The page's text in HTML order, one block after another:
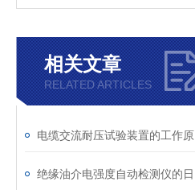
相关文章
RELATED ARTICLES